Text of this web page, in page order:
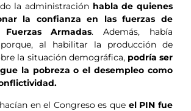
la administración habla de quienes
la confianza en las fuerzas de
Armadas. Además, había
porque, al habilitar la producción de
la situación demográfica,podría ser
la pobreza o el desempleo como
en el Congreso es que el PIN fue